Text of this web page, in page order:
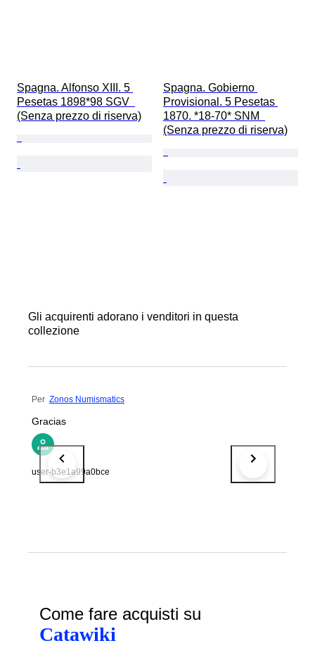
Spagna. Alfonso XIII. 5
Pesetas 1898*98 SGV
(Senza prezzo di riserva)
Spagna. Gobierno
Provisional. 5 Pesetas
1870. *18-70* SNM
(Senza prezzo di riserva)
Gli acquirenti adorano i venditori in questa
collezione
Per Zonos Numismatics
Gracias
user-b3e1a99a0bce
Come fare acquisti su
Catawiki